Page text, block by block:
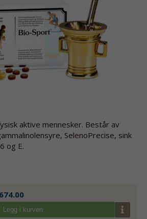
aktive mennesker. Består av
SelenoPrecise, sink
og E.
Legg i kurven